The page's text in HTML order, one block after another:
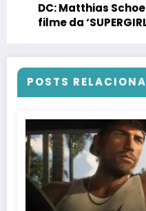
DC: Matthias
filme da
POSTS